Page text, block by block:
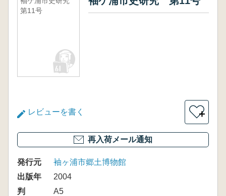
第11号
レビューを書く ＋
再入荷メール通知
発行元
袖ヶ浦市郷土博物館
出版年
2004
判
A5